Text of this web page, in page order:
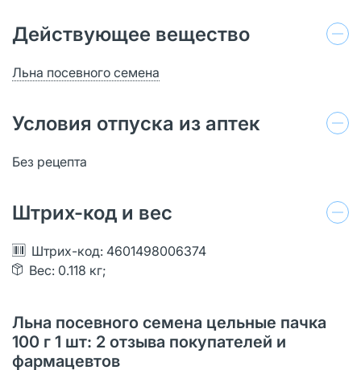
Действующее вещество
Льна посевного семена
Условия отпуска из аптек
Без рецепта
Штрих-код и вес
Штрих-код: 4601498006374
Вес: 0.118 кг;
Льна посевного семена цельные пачка
100 г 1 шт: 2 отзыва покупателей и
фармацевтов